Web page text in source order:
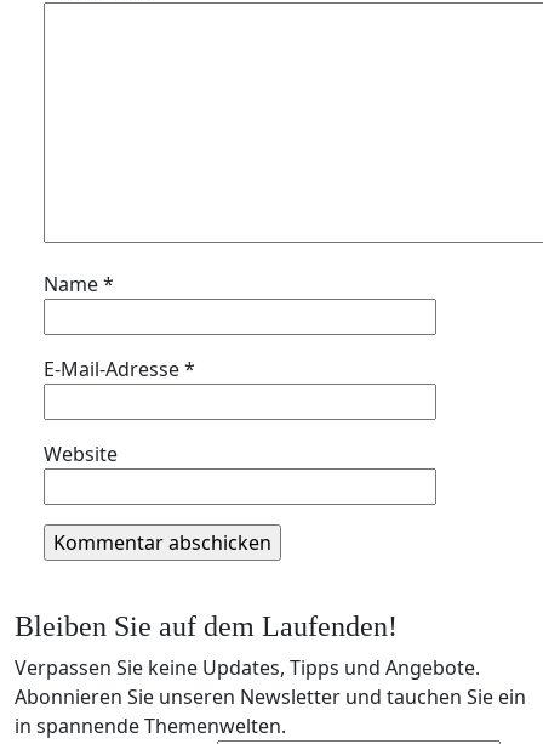
Name*
E-Mail-Adresse*
Website
Bleiben Sie auf dem Laufenden!
Verpassen Sie keine Updates, Tipps und Angebote.
Abonnieren Sie unseren Newsletter und tauchen Sie ein
in spannende Themenwelten.